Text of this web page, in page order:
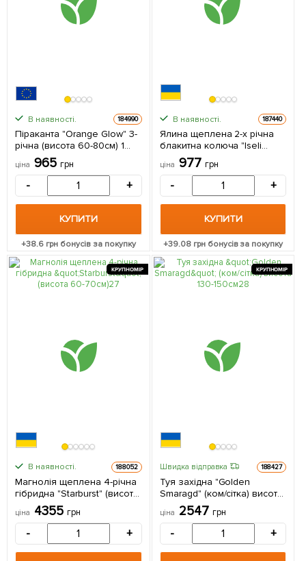
В наявності. 184990
Піраканта "Orange Glow" 3-
річна (висота 60-80см) 1
саджанець в упаковці
Нідерланди
ціна 965 грн
- +
КУПИТИ
+38.6 грн бонусів за покупку
В наявності. 187440
Ялина щеплена 2-х річна
блакитна колюча "Iseli
Fastigiate" С2, висота 20-
25см 1 саджанець в
ціна 977 грн
- +
КУПИТИ
+39.08грн бонусів за покупку
КРУПНОМІР
В наявності. 188052
Магнолія щеплена 4-річна
гібридна "Starburst" (висота
60-70см) 1 саджанець в
упаковці
ціна 4355 грн
- +
КРУПНОМІР
Швидка відправка 188427
Туя західна "Golden
Smaragd" (ком/сітка) висота
130-150см 1 саджанець в
упаковці
ціна 2547 грн
- +